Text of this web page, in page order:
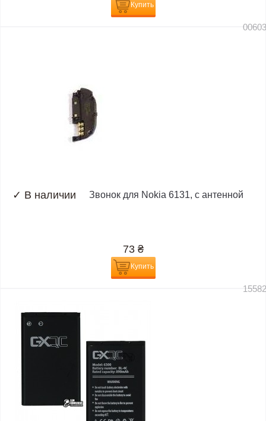
Купить
✓ В наличии Звонок для Nokia 6131, с антенной
73 ₴
Купить